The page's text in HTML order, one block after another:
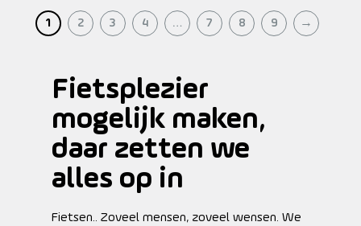
1 2 3 4 … 7 8 9 →
Fietsplezier
mogelijk maken,
daar zetten we
alles op in
Fietsen.. Zoveel mensen, zoveel wensen. We